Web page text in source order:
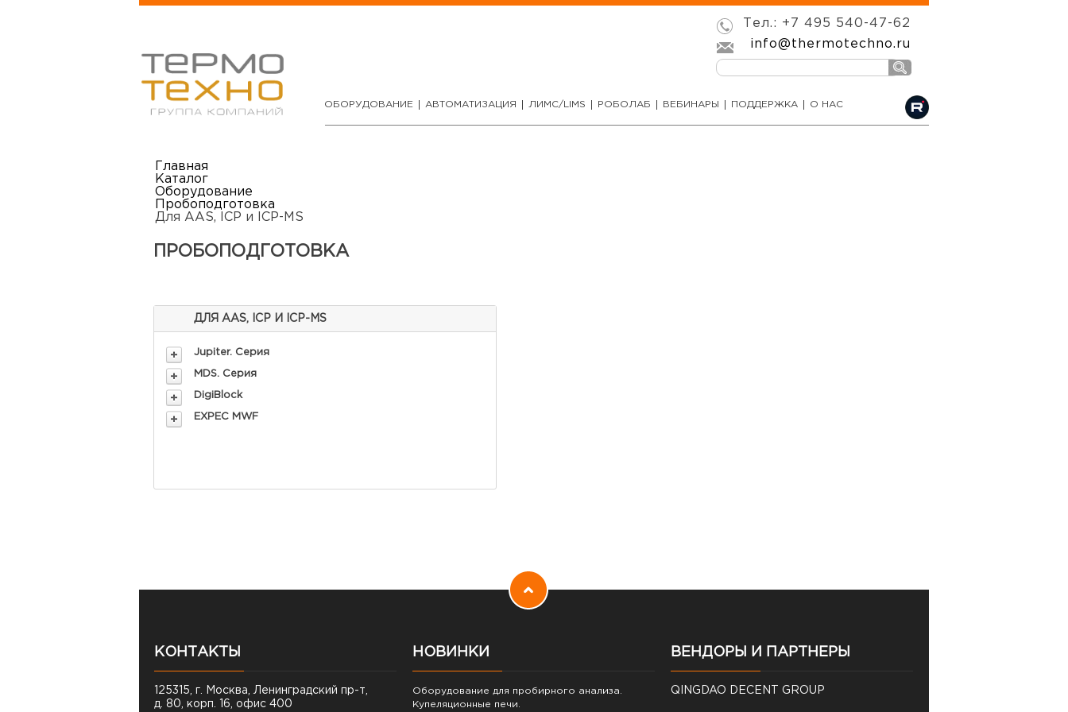
Тел.: +7 495 540-47-62
info@thermotechno.ru
ОБОРУДОВАНИЕ АВТОМАТИЗАЦИЯ ЛИМС/LIMS РОБОЛАБ ВЕБИНАРЫ ПОДДЕРЖКА О НАС
Главная
Каталог
Оборудование
Пробоподготовка
Для AAS, ICP и ICP-MS
ПРОБОПОДГОТОВКА
ДЛЯ AAS, ICP И ICP-MS
Jupiter. Серия
MDS. Серия
DigiBlock
EXPEC MWF
КОНТАКТЫ
125315, г. Москва, Ленинградский пр-т,
д. 80, корп. 16, офис 400
НОВИНКИ
Оборудование для пробирного анализа.
Купеляционные печи.
ВЕНДОРЫ И ПАРТНЕРЫ
QINGDAO DECENT GROUP